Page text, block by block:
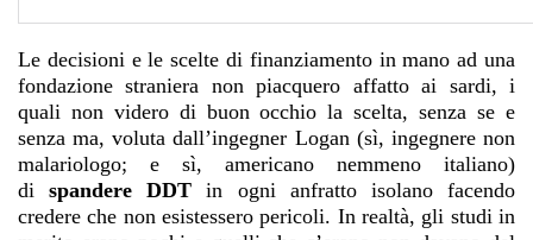
Le decisioni e le scelte di finanziamento in mano ad una
fondazione straniera non piacquero affatto ai sardi, i
quali non videro di buon occhio la scelta, senza se e
senza ma, voluta dall’ingegner Logan (sì, ingegnere non
malariologo; e sì, americano nemmeno italiano)
dispandere DDT in ogni anfratto isolano facendo
credere che non esistessero pericoli. In realtà, gli studi in